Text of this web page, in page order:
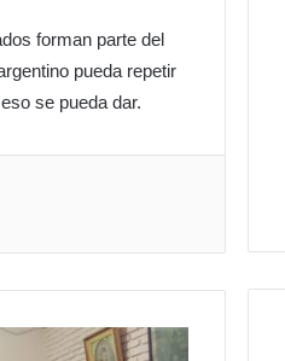
forman parte del
pueda repetir
se pueda dar.